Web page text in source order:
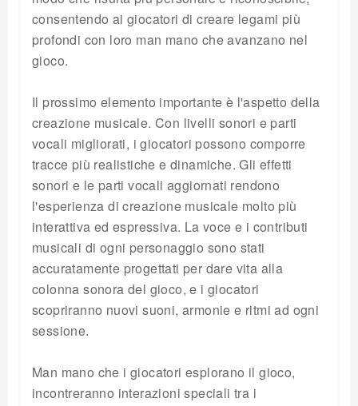
consentendo ai giocatori di creare legami più
profondi con loro man mano che avanzano nel
gioco.
Il prossimo elemento importante è l'aspetto della
creazione musicale. Con livelli sonori e parti
vocali migliorati, i giocatori possono comporre
tracce più realistiche e dinamiche. Gli effetti
sonori e le parti vocali aggiornati rendono
l'esperienza di creazione musicale molto più
interattiva ed espressiva. La voce e i contributi
musicali di ogni personaggio sono stati
accuratamente progettati per dare vita alla
colonna sonora del gioco, e i giocatori
scopriranno nuovi suoni, armonie e ritmi ad ogni
sessione.
Man mano che i giocatori esplorano il gioco,
incontreranno interazioni speciali tra i